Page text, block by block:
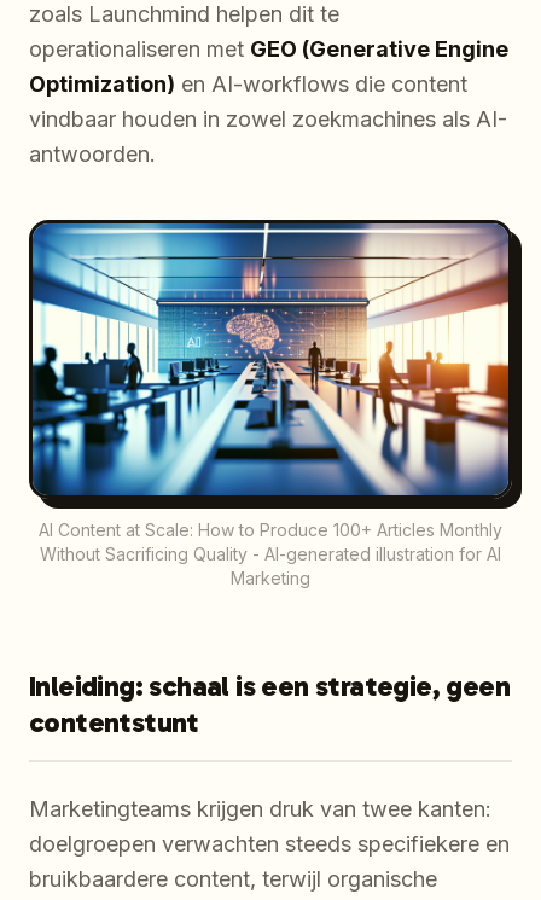
zoals Launchmind helpen dit te
operationaliseren met GEO (Generative Engine
Optimization) en AI-workflows die content
vindbaar houden in zowel zoekmachines als AI-
antwoorden.
AI Content at Scale: How to Produce 100+ Articles Monthly
Without Sacrificing Quality - AI-generated illustration for AI
Marketing
Inleiding: schaal is een strategie, geen
contentstunt
Marketingteams krijgen druk van twee kanten:
doelgroepen verwachten steeds specifiekere en
bruikbaardere content, terwijl organische